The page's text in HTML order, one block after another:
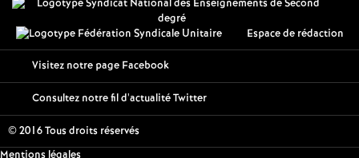
Espace de rédaction
Visitez notre page Facebook
Consultez notre fil d'actualité Twitter
© 2016 Tous droits réservés